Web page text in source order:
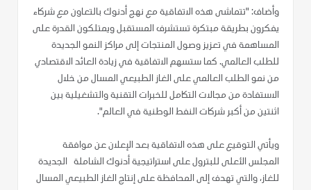
وأضاف: "تتماشى هذه الاتفاقية مع نهج أدنوك بالتعاون مع شركاء
يفكرون بطريقة مبتكرة تستشرف المستقبل ويمتلكون القدرة على
المساهمة في تعزيز وصول المنتجات إلى مراكز النمو الجديدة
للطلب العالمي. كما ستسهم الاتفاقية في زيادة العائد الاقتصادي
من نمو الطلب العالمي على الغاز الطبيعي المسال من خلال
الاستفادة من مجالات التكامل للخبرات التقنية والتشغيلية بين
اثنتين من أكبر شركات النفط الوطنية في العالم".
ويأتي التوقيع على هذه الاتفاقية بعد الإعلان عن موافقة
المجلس الأعلى للبترول على استراتيجية أدنوك الشاملة الجديدة
للغاز، والتي تهدف إلى المحافظة على إنتاج الغاز الطبيعي المسال